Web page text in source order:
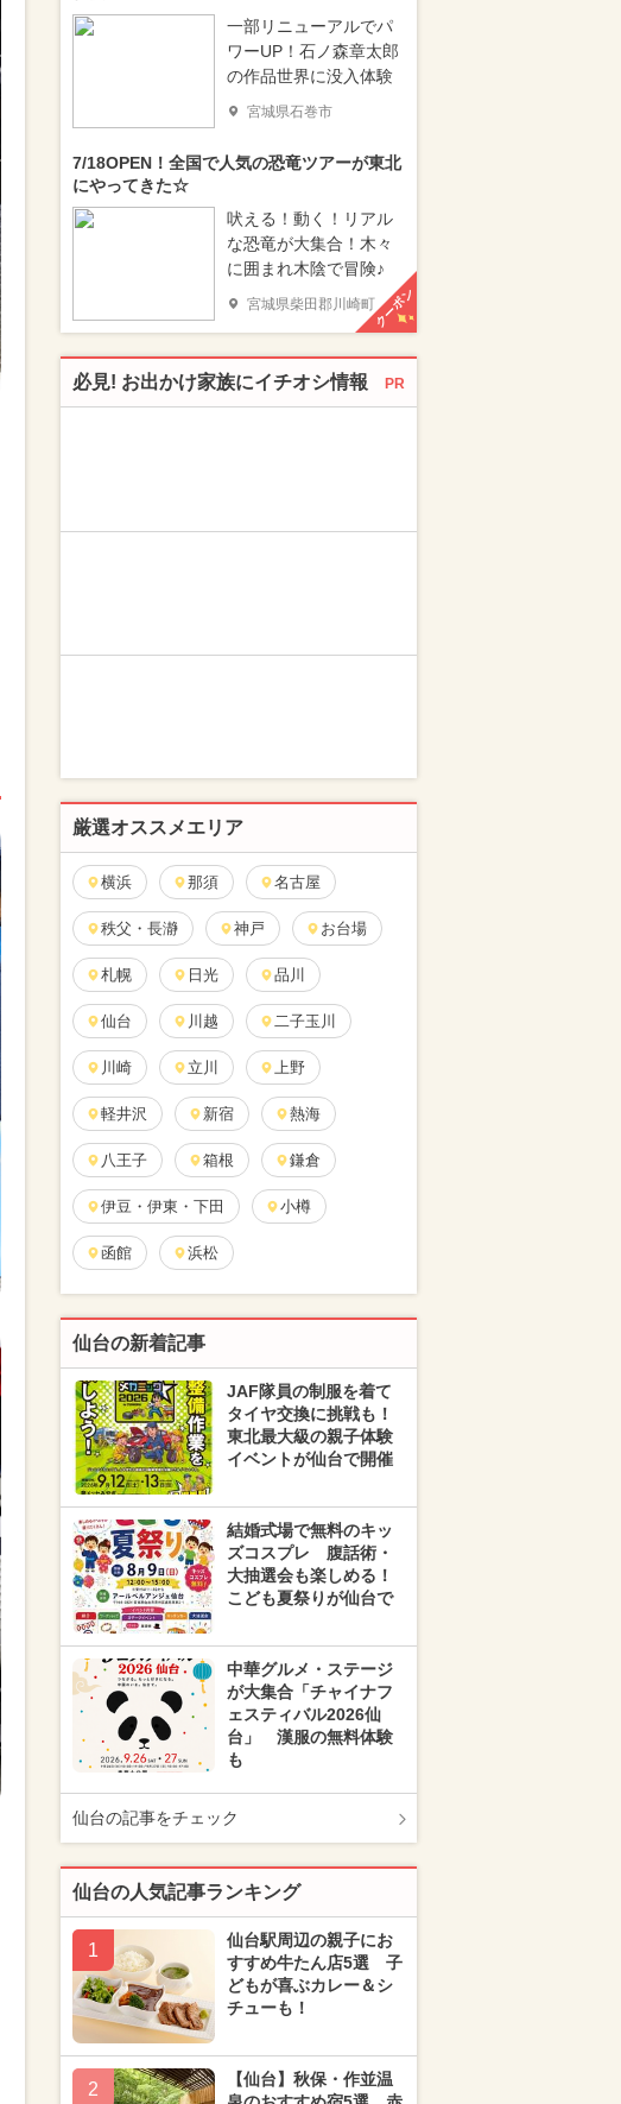
一部リニューアルでパ
ワーUP！石ノ森章太郎
の作品世界に没入体験
宮城県石巻市
7/18OPEN！全国で人気の恐竜ツアーが東北
にやってきた☆
吠える！動く！リアル
な恐竜が大集合！木々
に囲まれ木陰で冒険♪
宮城県柴田郡川崎町クーポン
必見! お出かけ家族にイチオシ情報 PR
厳選オススメエリア
横浜 那須 名古屋
秩父・長瀞 神戸 お台場
札幌 日光 品川
仙台 川越 二子玉川
川崎 立川 上野
軽井沢 新宿 熱海
八王子 箱根 鎌倉
伊豆・伊東・下田 小樽
函館 浜松
仙台の新着記事
JAF隊員の制服を着て
タイヤ交換に挑戦も！
東北最大級の親子体験
イベントが仙台で開催
結婚式場で無料のキッ
ズコスプレ 腹話術・
大抽選会も楽しめる！
こども夏祭りが仙台で
中華グルメ・ステージ
が大集合「チャイナフ
ェスティバル2026仙
台」 漢服の無料体験
も
仙台の記事をチェック
仙台の人気記事ランキング
1
仙台駅周辺の親子にお
すすめ牛たん店5選 子
どもが喜ぶカレー＆シ
チューも！
2
【仙台】秋保・作並温